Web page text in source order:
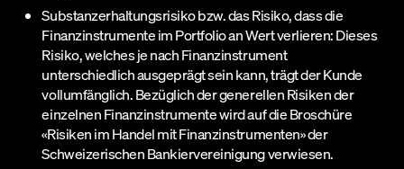
Substanzerhaltungsrisiko bzw. das Risiko, dass die
Finanzinstrumente im Portfolio an Wert verlieren: Dieses
Risiko, welches je nach Finanzinstrument
unterschiedlich ausgeprägt sein kann, trägt der Kunde
vollumfänglich. Bezüglich der generellen Risiken der
einzelnen Finanzinstrumente wird auf die Broschüre
«Risiken im Handel mit Finanzinstrumenten» der
Schweizerischen Bankiervereinigung verwiesen.